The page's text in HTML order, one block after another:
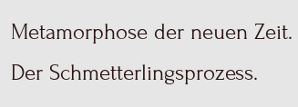
Metamorphose der neuen Zeit.
Der Schmetterlingsprozess.